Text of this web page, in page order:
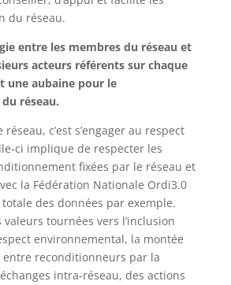
du réseau.
entre les membres du réseau et
acteurs référents sur chaque
une aubaine pour le
réseau.
réseau, c’est s’engager au respect
ci implique de respecter les
fixées par le réseau et
la Fédération Nationale Ordi3.0
des données par exemple.
valeurs tournées vers l’inclusion
environnemental, la montée
entre reconditionneurs par la
intra-réseau, des actions